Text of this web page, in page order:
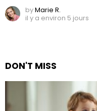
byMarie R.
il y a environ 5 jours
DON'T MISS